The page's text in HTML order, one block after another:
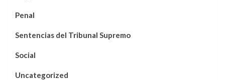
Penal
Sentencias del Tribunal Supremo
Social
Uncategorized